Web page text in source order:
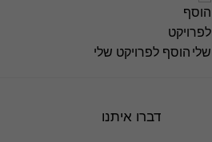
הוסף לפרויקט שלי
דברו איתנו